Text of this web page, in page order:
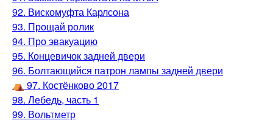
92. Вискомуфта Карлсона
93. Прощай ролик
94. Про эвакуацию
95. Концевичок задней двери
96. Болтающийся патрон лампы задней двери
⛺️ 97. Костёнково 2017
98. Лебедь, часть 1
99. Вольтметр